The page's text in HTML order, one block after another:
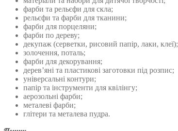
фарби та рельєфи для скла;
рельєфи та фарби для тканини;
фарби для порцеляни;
фарби по дереву;
декупаж (серветки, рисовий папір, лаки, клеї);
золочення, поталь;
фарби для декорування;
дерев’яні та пластикові заготовки під розпис;
універсальні контури;
папір та інструменти для квілінгу;
аерозольні фарби;
металеві фарби;
глітери та металева пудра.